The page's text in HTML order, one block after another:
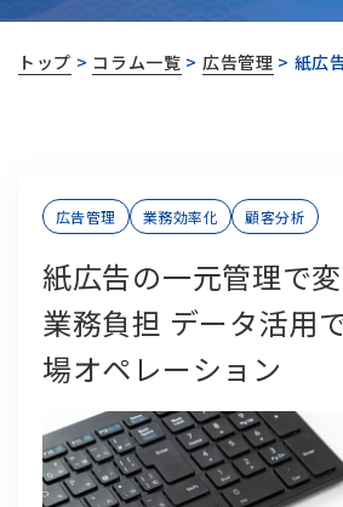
トップ > コラム一覧 > 広告管理 > 紙広
広告管理 業務効率化 顧客分析
紙広告の一元管理で
業務負担 データ活用
場オペレーション